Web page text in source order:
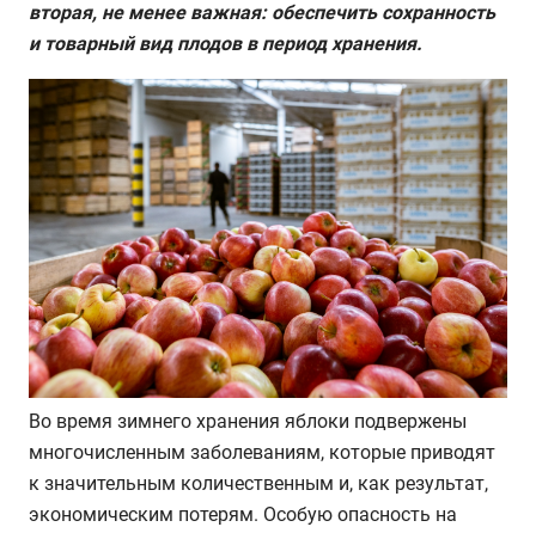
вторая, не менее важная: обеспечить сохранность
и товарный вид плодов в период хранения.
Во время зимнего хранения яблоки подвержены
многочисленным заболеваниям, которые приводят
к значительным количественным и, как результат,
экономическим потерям. Особую опасность на